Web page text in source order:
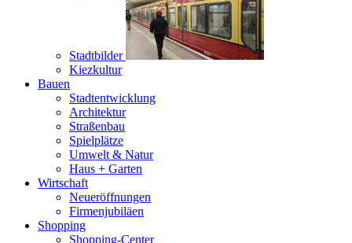
Stadtbilder
Kiezkultur
Bauen
Stadtentwicklung
Architektur
Straßenbau
Spielplätze
Umwelt & Natur
Haus + Garten
Wirtschaft
Neueröffnungen
Firmenjubiläen
Shopping
Shopping-Center